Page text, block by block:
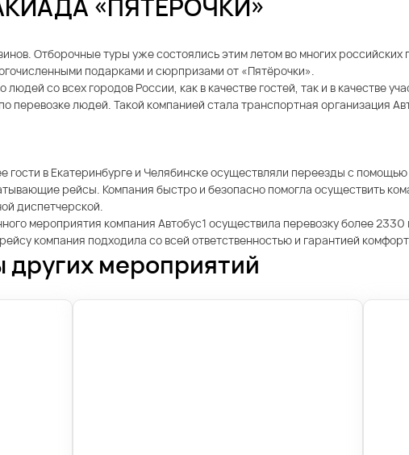
«ПЯТЁРОЧКИ»
Отборочные туры уже состоялись этим летом во многих
подарками и сюрпризами от «Пятёрочки».
со всех городов России, как в качестве гостей, так и в качестве
перевозке людей. Такой компанией стала транспортная организация
гости в Екатеринбурге и Челябинске осуществляли переезды с
рейсы. Компания быстро и безопасно помогла осуществить
диспетчерской.
мероприятия компания Автобус1 осуществила перевозку более
компания подходила со всей ответственностью и гарантией
мероприятий